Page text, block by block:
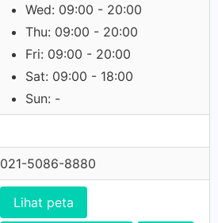
Wed: 09:00 - 20:00
Thu: 09:00 - 20:00
Fri: 09:00 - 20:00
Sat: 09:00 - 18:00
Sun: -
021-5086-8880
Lihat peta